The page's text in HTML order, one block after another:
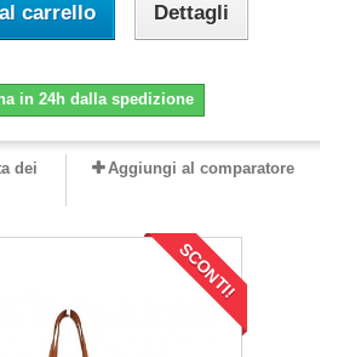
carrello Dettagli
in 24h dalla spedizione
dei
Aggiungi al comparatore
SCONTI!